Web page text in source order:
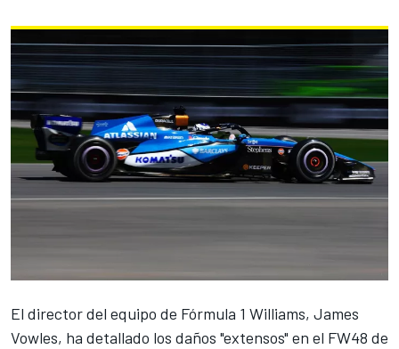
El director del equipo de Fórmula 1 Williams, James
Vowles, ha detallado los daños "extensos" en el FW48 de